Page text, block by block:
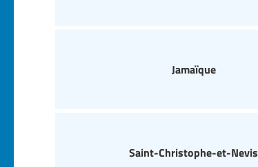
Jamaïque
Saint-Christophe-et-Nevis